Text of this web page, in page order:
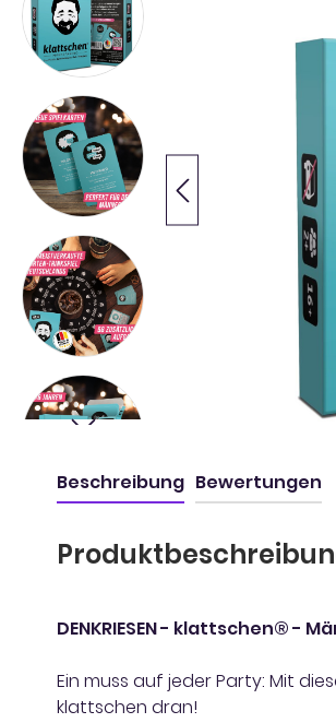
Beschreibung Bewertungen
DENKRIESEN - klattschen® -
Ein muss auf jeder Party: Mit
klattschen dran!